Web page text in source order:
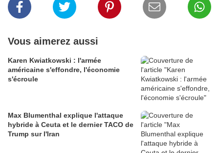
Vous aimerez aussi
Karen Kwiatkowski : l'armée
américaine s'effondre, l'économie
s'écroule
Max Blumenthal explique l'attaque
hybride à Ceuta et le dernier TACO de
Trump sur l'Iran